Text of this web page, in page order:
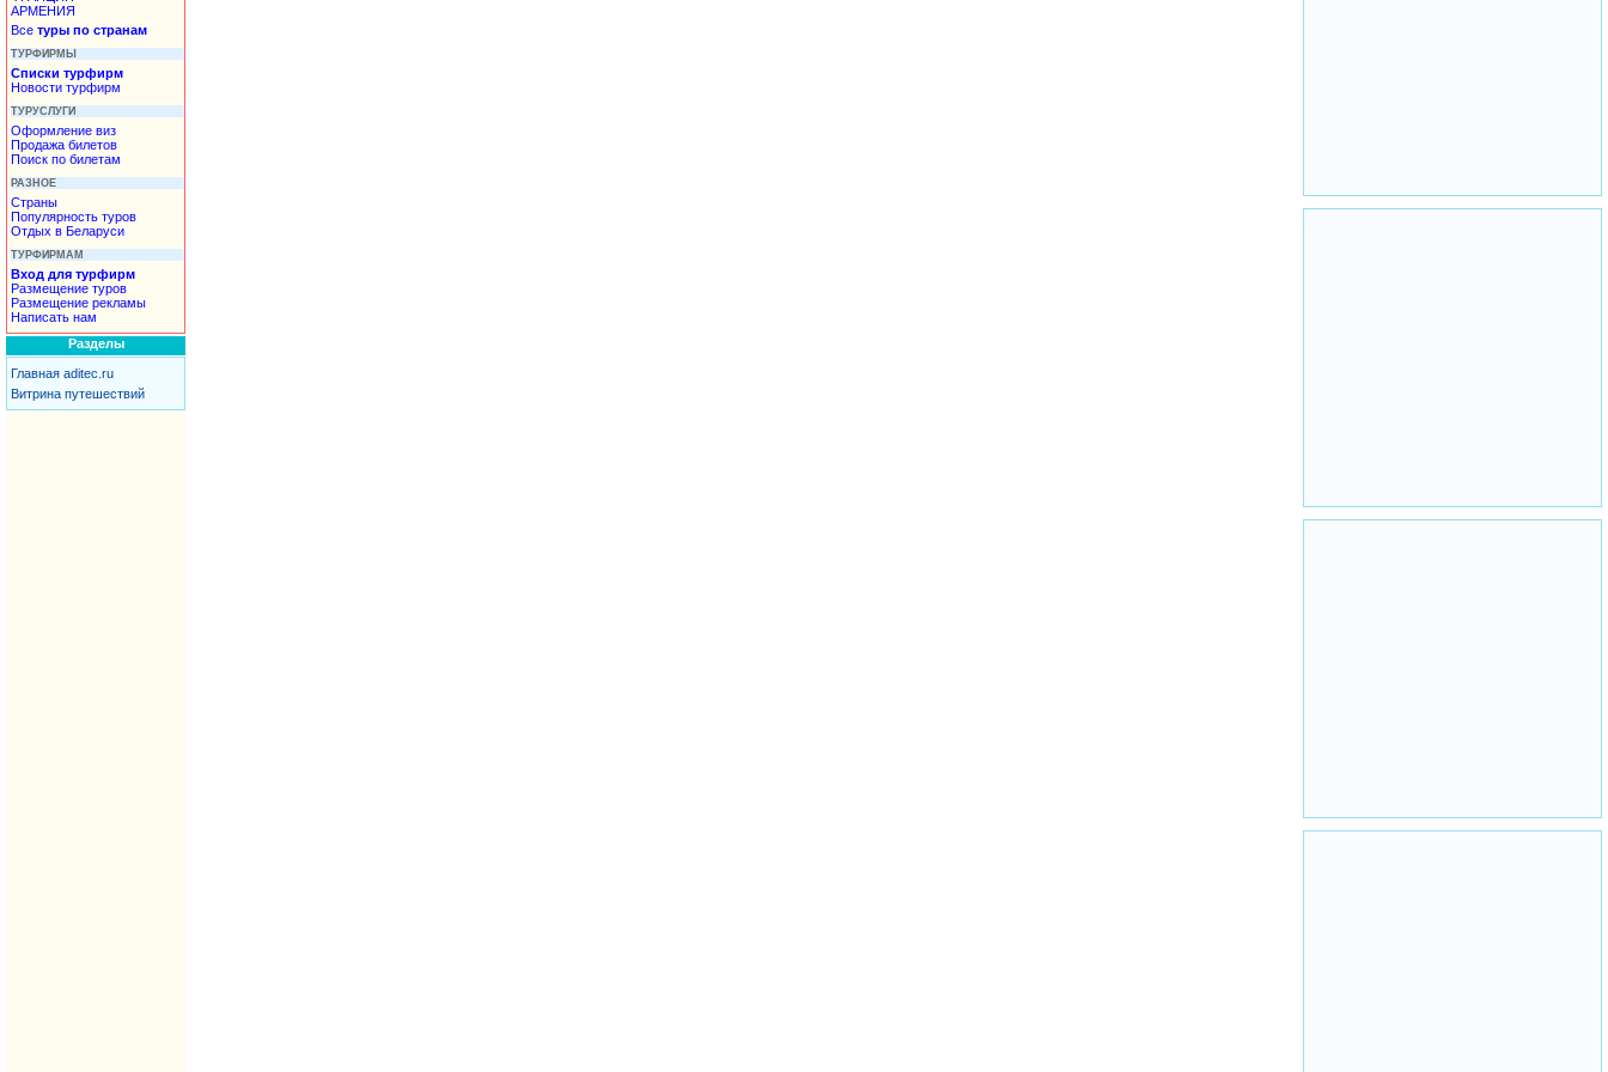
АРМЕНИЯ
Все туры по странам
ТУРФИРМЫ
Списки турфирм
Новости турфирм
ТУРУСЛУГИ
Оформление виз
Продажа билетов
Поиск по билетам
РАЗНОЕ
Страны
Популярность туров
Отдых в Беларуси
ТУРФИРМАМ
Вход для турфирм
Размещение туров
Размещение рекламы
Написать нам
Разделы
Главная aditec.ru
Витрина путешествий